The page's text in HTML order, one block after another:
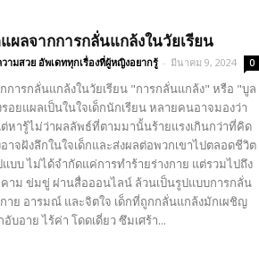
ผลจากการกลั่นแกล้งในวัยเรียน
ามสวย อัพเดททุกเรื่องที่ผู้หญิงอยากรู้ - มีนาคม 9, 2024 0
การกลั่นแกล้งในวัยเรียน "การกลั่นแกล้ง" หรือ "บูล
อยแผลเป็นในใจเด็กนักเรียน หลายคนอาจมองว่า
ต่หารู้ไม่ว่าผลลัพธ์ที่ตามมานั้นร้ายแรงเกินกว่าที่คิด
จฝังลึกในใจเด็กและส่งผลต่อพวกเขาไปตลอดชีวิต
บบ ไม่ได้จำกัดแค่การทำร้ายร่างกาย แต่รวมไปถึง
าม ข่มขู่ ผ่านสื่อออนไลน์ ล้วนเป็นรูปแบบการกลั่น
าย อารมณ์ และจิตใจ เด็กที่ถูกกลั่นแกล้งมักเผชิญ
อาย ไร้ค่า โดดเดี่ยว ซึมเศร้า...